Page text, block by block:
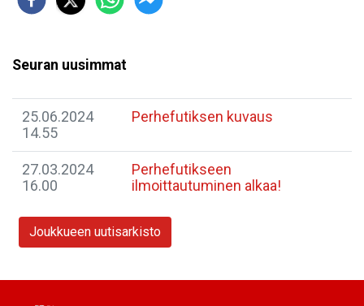
Seuran uusimmat
25.06.2024
14.55
Perhefutiksen kuvaus
27.03.2024
16.00
Perhefutikseen
ilmoittautuminen alkaa!
Joukkueen uutisarkisto